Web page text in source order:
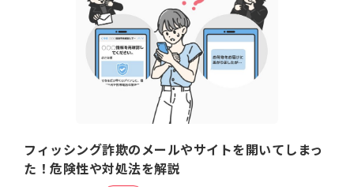
フィッシング詐欺のメールやサイトを開いてしまっ
た！危険性や対処法を解説